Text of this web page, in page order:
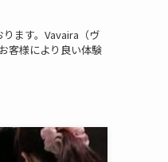
ます。Vavaira（ヴ
客様により良い体験